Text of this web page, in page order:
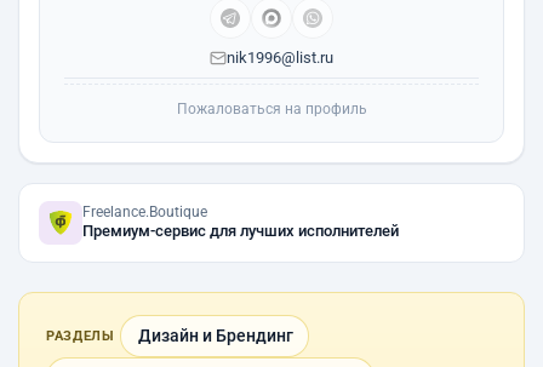
nik1996@list.ru
Пожаловаться на профиль
Freelance.Boutique
Премиум-сервис для лучших исполнителей
РАЗДЕЛЫ Дизайн и Брендинг